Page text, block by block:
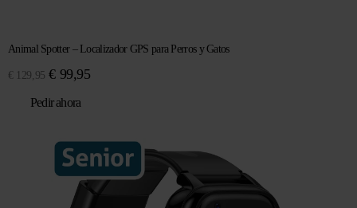
Animal Spotter – Localizador GPS para Perros y Gatos
€ 129,95 El
original
€ 129,95.
€ 99,95El
€ 99,95.
Pedir ahora